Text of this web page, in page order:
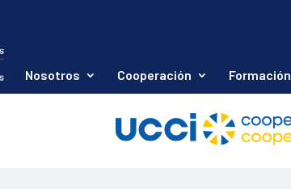
Nosotros Cooperación Formación